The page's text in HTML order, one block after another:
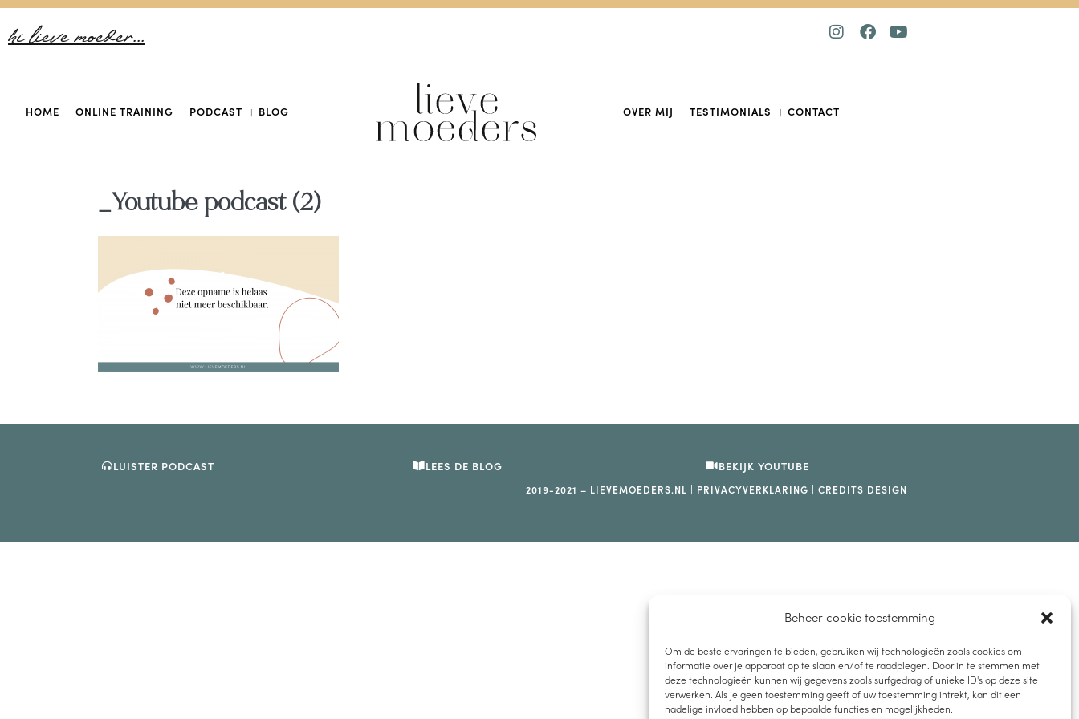
Beheer cookie toestemming
Om de beste ervaringen te bieden, gebruiken wij technologieën zoals cookies om
informatie over je apparaat op te slaan en/of te raadplegen. Door in te stemmen met
deze technologieën kunnen wij gegevens zoals surfgedrag of unieke ID's op deze site
verwerken. Als je geen toestemming geeft of uw toestemming intrekt, kan dit een
nadelige invloed hebben op bepaalde functies en mogelijkheden.
hi lieve moeder...
HOME ONLINE TRAINING PODCAST BLOG OVER MIJ TESTIMONIALS CONTACT
_Youtube podcast (2)
LUISTER PODCAST LEES DE BLOG BEKIJK YOUTUBE
2019-2021 – LIEVEMOEDERS.NL | PRIVACYVERKLARING | CREDITS DESIGN